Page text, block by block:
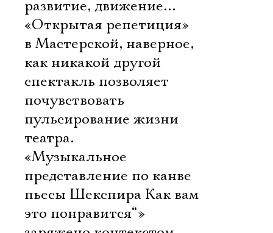
развитие, движение…
«Открытая репетиция»
в Мастерской, наверное,
как никакой другой
спектакль позволяет
почувствовать
пульсирование жизни
театра.
«Музыкальное
представление по канве
пьесы Шекспира Как вам
это понравится“»